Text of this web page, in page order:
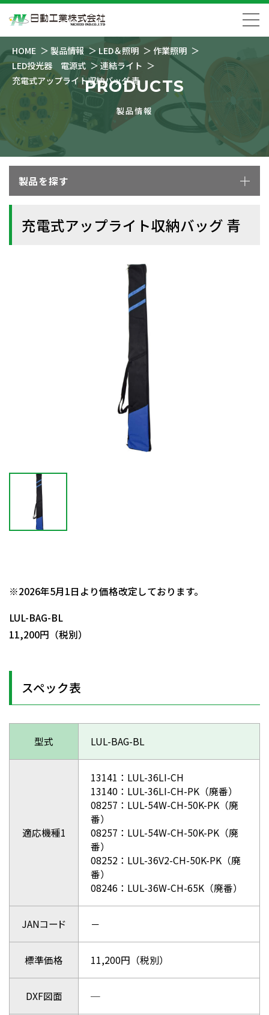
HOME 製品情報 LED＆照明
作業照明
LED投光器 電源式
連結ライト
充電式アップライト収納バッグ 青
PRODUCTS
製品情報
製品を探す
充電式アップライト収納バッグ 青
※2026年5月1日より価格改定しております。
LUL-BAG-BL
11,200円（税別）
スペック表
型式 LUL-BAG-BL
適応機種1
13141：LUL-36LI-CH
13140：LUL-36LI-CH-PK（廃番）
08257：LUL-54W-CH-50K-PK（廃
番）
08257：LUL-54W-CH-50K-PK（廃
番）
08252：LUL-36V2-CH-50K-PK（廃
番）
08246：LUL-36W-CH-65K（廃番）
JANコード －
標準価格 11,200円（税別）
DXF図面 ─